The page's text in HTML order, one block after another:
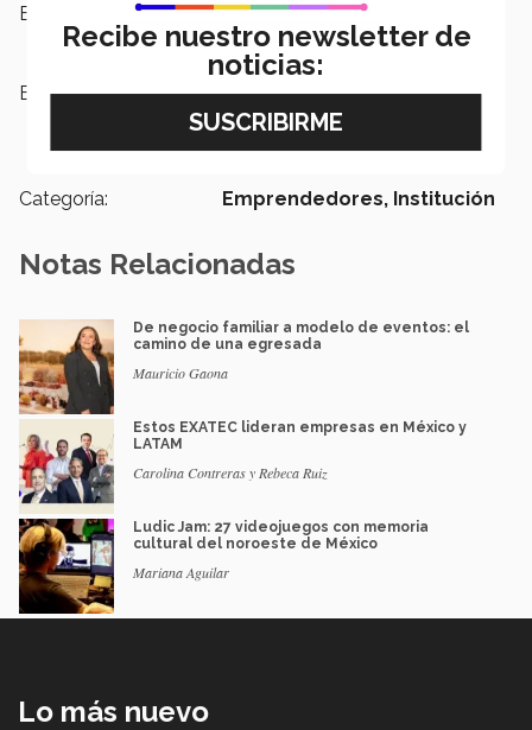
Escuelas: Humanidades y Educación
Etiquetas:
Comunicación y Medios Digitales,
Tec de Monterrey,
borregos, Kinesiz,
Categoría: Emprendedores, Institución
Notas Relacionadas
De negocio familiar a modelo de eventos: el
camino de una egresada
Mauricio Gaona
Estos EXATEC lideran empresas en México y
LATAM
Carolina Contreras y Rebeca Ruiz
Ludic Jam: 27 videojuegos con memoria
cultural del noroeste de México
Mariana Aguilar
Lo más nuevo
Recibe nuestro newsletter de
noticias: